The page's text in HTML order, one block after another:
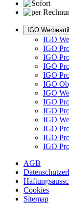
IGO
IGO
IGO
IGO
IGO
IGO
IGO
IGO
IGO
IGO
IGO
IGO
IGO
IGO
AGB
Cookies
Sitemap